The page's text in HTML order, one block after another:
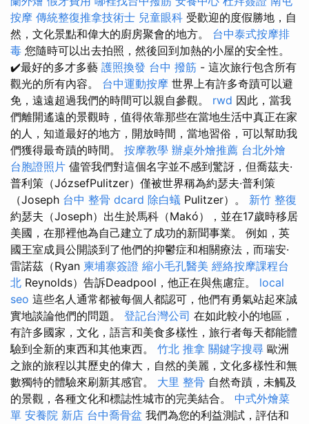
按摩 傳統整復推拿技術士 兒童眼科 受歡迎的度假勝地，自
然，文化景點和偉大的廚房聚會的地方。 台中泰式按摩排
毒 您隨時可以出去拍照，然後回到加熱的小屋的安全性。
✔️最好的多才多藝 護照換發 台中 撥筋 - 這次旅行包含所有
觀光的所有內容。 台中運動按摩 世界上有許多奇蹟可以避
免，遠遠超過我們的時間可以親自參觀。 rwd 因此，當我
們離開遙遠的景觀時，值得依靠那些在當地生活中真正在家
的人，知道最好的地方，開放時間，當地習俗，可以幫助我
們獲得最奇蹟的時間。 按摩教學 辦桌外燴推薦 台北外燴
台胞證照片 儘管我們對這個名字並不感到驚訝，但喬茲夫·
普利策（JózsefPulitzer）僅被世界稱為約瑟夫·普利策
（Joseph 台中 整骨 dcard 除白蟻 Pulitzer）。 新竹 整復
約瑟夫（Joseph）出生於馬科（Makó），並在17歲時移居
美國，在那裡他為自己建立了成功的新聞事業。 例如，英
國王室成員公開談到了他們的抑鬱症和相關療法，而瑞安·
雷諾茲（Ryan 柬埔寨簽證 縮小毛孔醫美 經絡按摩課程台
北 Reynolds）告訴Deadpool，他正在與焦慮症。 local
seo 這些名人通常都被每個人都認可，他們有勇氣站起來誠
實地談論他們的問題。 登記台灣公司 在如此較小的地區，
有許多國家，文化，語言和美食多樣性，旅行者每天都能體
驗到全新的東西和其他東西。 竹北 推拿 關鍵字搜尋 歐洲
之旅的旅程以其歷史的偉大，自然的美麗，文化多樣性和無
數獨特的體驗來刷新其感官。 大里 整骨 自然奇蹟，未觸及
的景觀，各種文化和標誌性城市的完美結合。 中式外燴菜
單 安養院 新店 台中喬骨盆 我們為您的利益測試，評估和